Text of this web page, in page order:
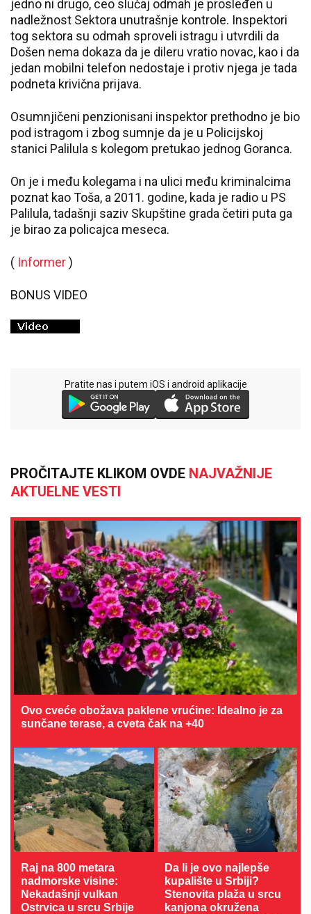
jedno ni drugo, ceo slučaj odmah je prosleđen u
nadležnost Sektora unutrašnje kontrole. Inspektori
tog sektora su odmah sproveli istragu i utvrdili da
Došen nema dokaza da je dileru vratio novac, kao i da
jedan mobilni telefon nedostaje i protiv njega je tada
podneta krivična prijava.
Osumnjičeni penzionisani inspektor prethodno je bio
pod istragom i zbog sumnje da je u Policijskoj
stanici Palilula s kolegom pretukao jednog Goranca.
On je i među kolegama i na ulici među kriminalcima
poznat kao Toša, a 2011. godine, kada je radio u PS
Palilula, tadašnji saziv Skupštine grada četiri puta ga
je birao za policajca meseca.
( Informer)
BONUS VIDEO
Pratite nas i putem iOS i android aplikacije
PROČITAJTE KLIKOM OVDE NAJVAŽNIJE
AKTUELNE VESTI
Ovo cveće obožava paklene vrućine: Idealno je za
sunčane terase, a cveta čak na +40
Raj na 800 metara
nadmorske visine:
Nekadašnji vulkan
Ostrvica u srcu Srbije
Da li je ovo najlepše
kupalište u Srbiji?
Stenovita plaža u srcu
kanjona okružena